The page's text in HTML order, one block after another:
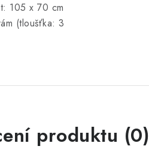
105 x 70 cm
(tloušťka: 3
produktu (0)